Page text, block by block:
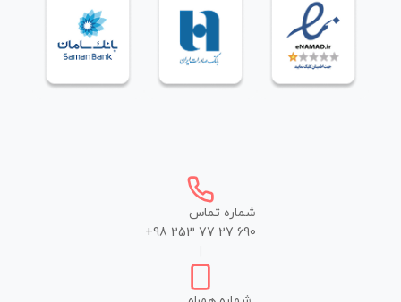
شماره تماس
+98 253 77 27 690